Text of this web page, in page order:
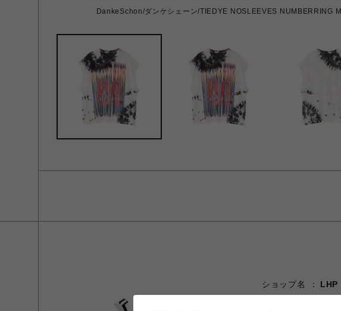
DankeSchon/ダンケシェーン/TIEDYE NOSLEEVES NUMBERRING M
ショップ名
LHP